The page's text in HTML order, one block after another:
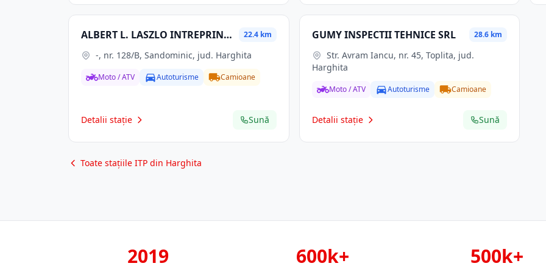
ALBERT L. LASZLO INTREPRINDERE INDIVIDUALA 22.4 km
-, nr. 128/B, Sandominic, jud. Harghita
Moto / ATV Autoturisme Camioane
Detalii stație Sună
GUMY INSPECTII TEHNICE SRL 28.6 km
Harghita
Moto / ATV Autoturisme Camioane
Detalii stație Sună
Toate stațiile ITP din Harghita
2019 600k+ 500k+